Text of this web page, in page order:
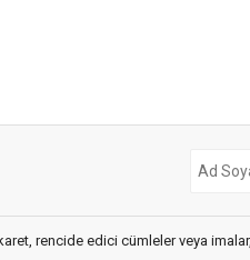
rencide edici cümleler veya